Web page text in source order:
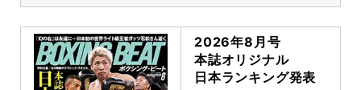
2026年8月号
本誌オリジナル
日本ランキング発表